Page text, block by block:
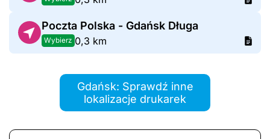
Poczta Polska - Gdańsk Długa
Wybierz 0,3 km
Gdańsk: Sprawdź inne
lokalizacje drukarek